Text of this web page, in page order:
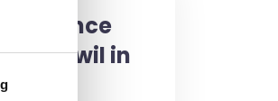
freelance
(of ik wil in